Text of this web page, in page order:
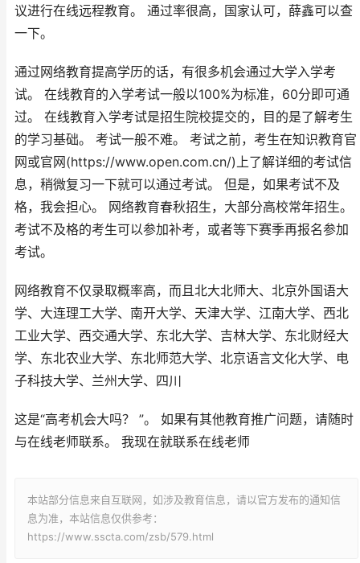
议进行在线远程教育。 通过率很高，国家认可，薛鑫可以查
一下。
通过网络教育提高学历的话，有很多机会通过大学入学考
试。 在线教育的入学考试一般以100%为标准，60分即可通
过。 在线教育入学考试是招生院校提交的，目的是了解考生
的学习基础。 考试一般不难。 考试之前，考生在知识教育官
网或官网(https://www.open.com.cn/)上了解详细的考试信
息，稍微复习一下就可以通过考试。 但是，如果考试不及
格，我会担心。 网络教育春秋招生，大部分高校常年招生。
考试不及格的考生可以参加补考，或者等下赛季再报名参加
考试。
网络教育不仅录取概率高，而且北大北师大、北京外国语大
学、大连理工大学、南开大学、天津大学、江南大学、西北
工业大学、西交通大学、东北大学、吉林大学、东北财经大
学、东北农业大学、东北师范大学、北京语言文化大学、电
子科技大学、兰州大学、四川
这是“高考机会大吗？ ”。 如果有其他教育推广问题，请随时
与在线老师联系。 我现在就联系在线老师
本站部分信息来自互联网，如涉及教育信息，请以官方发布的通知信
息为准，本站信息仅供参考：
https://www.sscta.com/zsb/579.html